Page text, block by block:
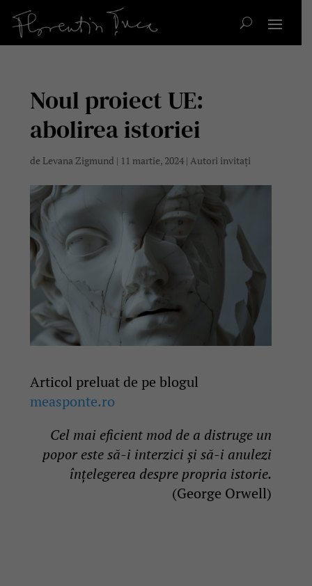
Noul proiect UE:
abolirea istoriei
de Levana Zigmund | 11 martie, 2024|Autori invitați
Articol preluat de pe blogul
measponte.ro
Cel mai eficient mod de a distruge un
popor este să-i interzici și să-i anulezi
înțelegerea despre propria istorie.
(George Orwell)